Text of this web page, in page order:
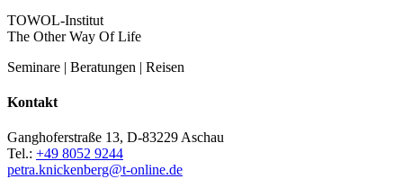
TOWOL-Institut
The Other Way Of Life
Seminare | Beratungen | Reisen
Kontakt
Ganghoferstraße 13, D-83229 Aschau
Tel.: +49 8052 9244
petra.knickenberg@t-online.de